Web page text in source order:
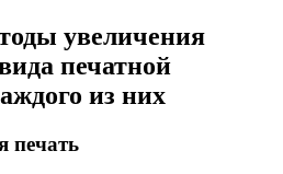
увеличения
печатной
из них
печать